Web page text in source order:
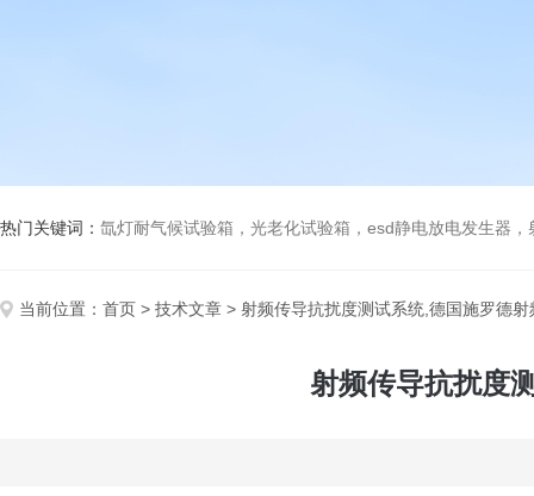
热门关键词： 氙灯耐气候试验箱，光老化试验箱，esd静电放电发生器
当前位置： 首页 > 技术文章 > 射频传导抗扰度测试系统,德国施罗德
射频传导抗扰度